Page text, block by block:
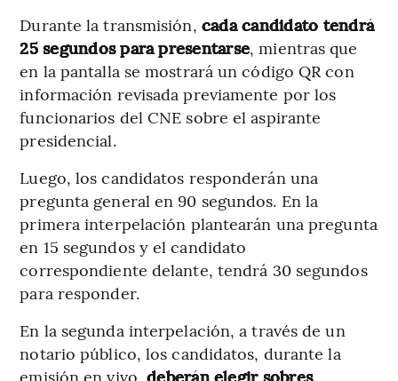
Durante la transmisión, cada candidato tendrá
25 segundos para presentarse, mientras que
en la pantalla se mostrará un código QR con
información revisada previamente por los
funcionarios del CNE sobre el aspirante
presidencial.
Luego, los candidatos responderán una
pregunta general en 90 segundos. En la
primera interpelación plantearán una pregunta
en 15 segundos y el candidato
correspondiente delante, tendrá 30 segundos
para responder.
En la segunda interpelación, a través de un
notario público, los candidatos, durante la
emisión en vivo,deberán elegir sobres